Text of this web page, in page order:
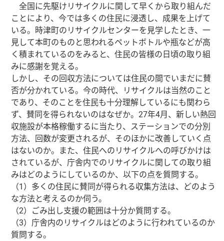
全国に先駆けリサイクルに関して早くから取り組んだ
ことにより、今では多くの住民に浸透し、成果を上げて
いる。時津町のリサイクルセンターを見学したとき、一
見して本町のものと思われるペットボトルや瓶などが高
く積まれているのをみると、住民の皆様の日頃の取り組
みに感謝を覚える。
しかし、その回収方法については住民の間でいまだに賛
否が分かれている。今の時代、リサイクルは当然のこと
であり、そのことを住民も十分理解しているにも関わら
ず、賛同を得られないのはなぜか。27年4月、新しい熱回
収施設が本格稼働するに当たり、ステーションでの分別
方法、回数が変更されるが、そのほかに改善していく点
はないのか。また、住民へのリサイクルへの呼びかけは
されているが、庁舎内でのリサイクルに関しての取り組
みはどのようにしているのか、以下の点を質問する。
（1）多くの住民に賛同が得られる収集方法は、どのよう
な方法と考えるのか伺う。
（2）ごみ出し支援の範囲は十分か質問する。
（3）庁舎内のリサイクルはどのように行われているのか
質問する。